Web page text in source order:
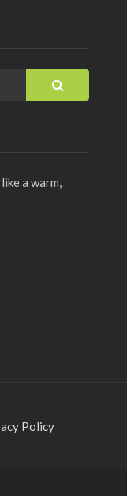
a warm,
Policy